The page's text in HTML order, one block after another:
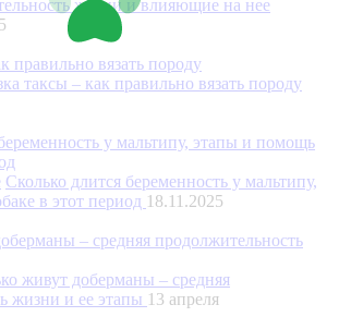
жизни и влияющие на нее
таксы – как правильно вязать породу
Сколько длится беременность у мальтипу,
в этот период 18.11.2025
живут доберманы – средняя
жизни и ее этапы 13 апреля